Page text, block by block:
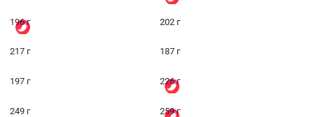
196 г 202 г
217 г 187 г
197 г 226 г
249 г 259 г